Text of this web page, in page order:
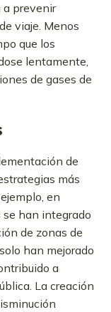
a prevenir
viaje. Menos
que los
lentamente,
de gases de
de
más
en
se han integrado
de zonas de
han mejorado
a
La creación